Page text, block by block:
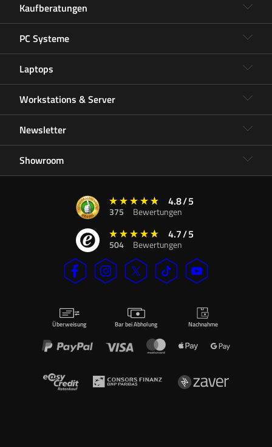
Kaufberatungen
PC Systeme
Laptops
Workstations & Server
Newsletter
Showroom
4.8/5
375 Bewertungen
4.7/5
504 Bewertungen
Überweisung Bar bei Abholung Nachnahme